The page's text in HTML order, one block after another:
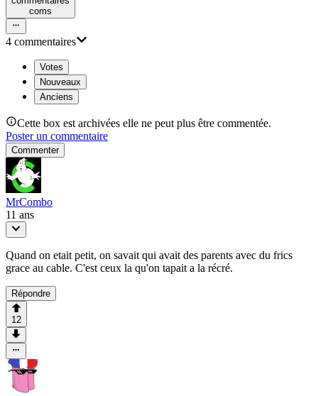
coms
4 commentaires
Votes
Nouveaux
Anciens
Cette box est archivées elle ne peut plus être commentée.
Poster un commentaire
Commenter
MrCombo
11 ans
Quand on etait petit, on savait qui avait des parents avec du frics
grace au cable. C'est ceux la qu'on tapait a la récré.
Répondre
12